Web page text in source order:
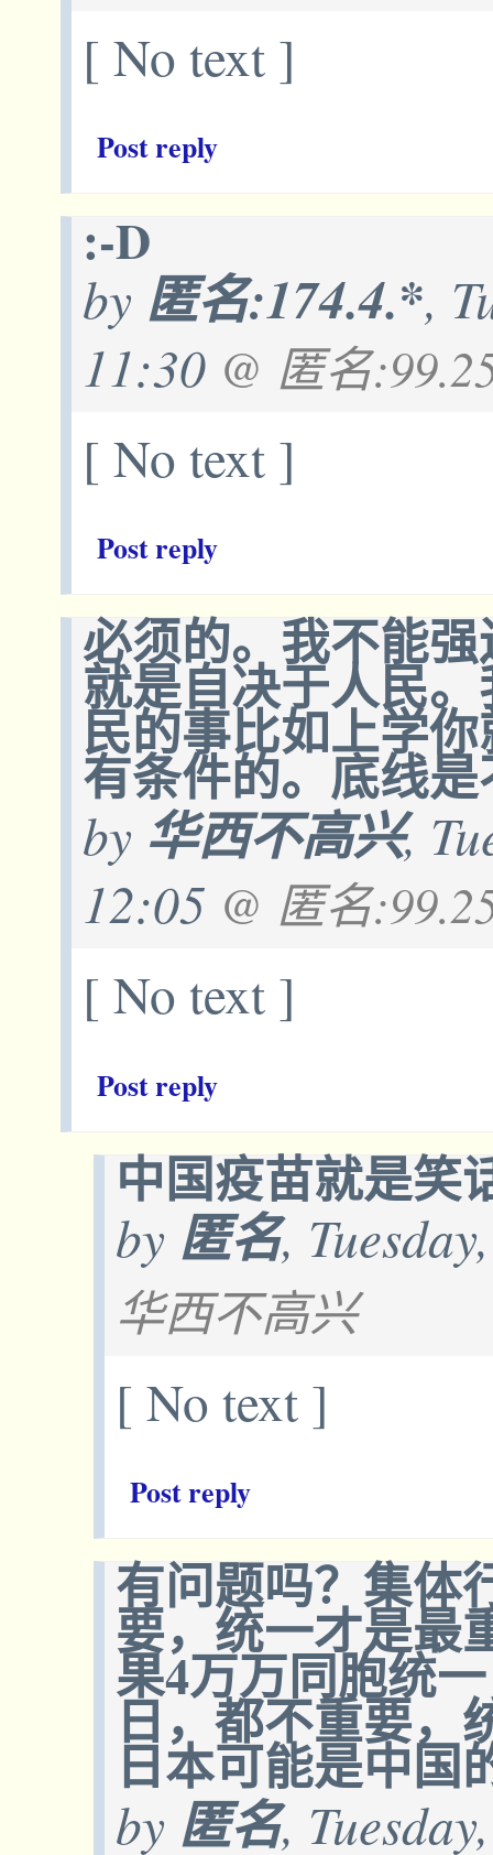
[ No text ]
Post reply
:-D
by 匿名:174.4.*,
11:30 @ 匿名
[ No text ]
Post reply
必须的。我不能
就是自决于人民
民的事比如上学
有条件的。底线
by 华西不高兴,
12:05 @ 匿名
[ No text ]
Post reply
中国疫苗就是笑
by 匿名,
华西不高兴
[ No text ]
Post reply
有问题吗？集体
要，统一才是最
果4万万同胞统
日，都不重要，
日本可能是中国
by 匿名,